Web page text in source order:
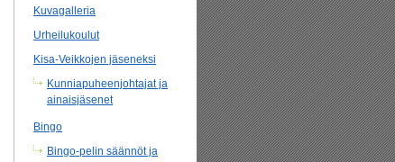
Kuvagalleria
Urheilukoulut
Kisa-Veikkojen jäseneksi
Kunniapuheenjohtajat ja
ainaisjäsenet
Bingo
Bingo-pelin säännöt ja